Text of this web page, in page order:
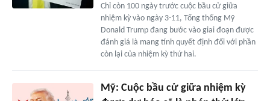
Chỉ còn 100 ngày trước cuộc bầu cử giữa
nhiệm kỳ vào ngày 3-11, Tổng thống Mỹ
Donald Trump đang bước vào giai đoạn được
đánh giá là mang tính quyết định đối với phần
còn lại của nhiệm kỳ thứ hai.
Mỹ: Cuộc bầu cử giữa nhiệm kỳ